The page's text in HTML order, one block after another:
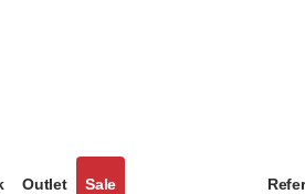
Outlet Sale